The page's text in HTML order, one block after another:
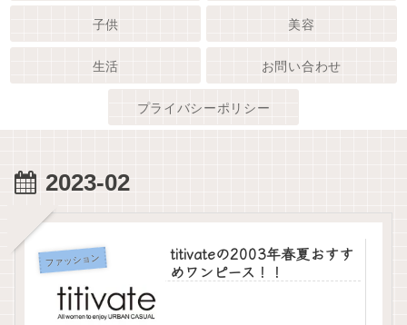
子供 美容
生活 お問い合わせ
プライバシーポリシー
2023-02
ファッション
titivateの2003年春夏おすす
めワンピース！！